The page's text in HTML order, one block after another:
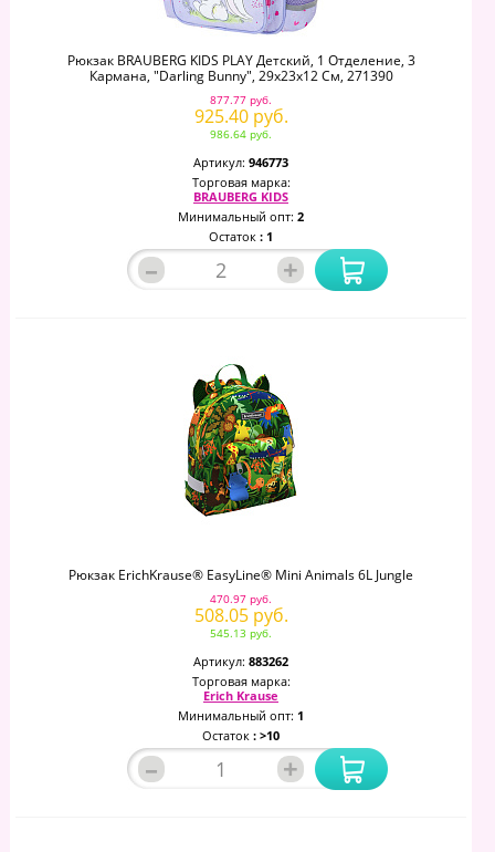
Рюкзак BRAUBERG KIDS PLAY Детский, 1 Отделение, 3
Кармана, "Darling Bunny", 29х23х12 См, 271390
877.77 руб.
925.40 руб.
986.64 руб.
Артикул: 946773
Торговая марка:
BRAUBERG KIDS
Минимальный опт: 2
Остаток : 1
– +
Рюкзак ErichKrause® EasyLine® Mini Animals 6L Jungle
470.97 руб.
508.05 руб.
545.13 руб.
Артикул: 883262
Торговая марка:
Erich Krause
Минимальный опт: 1
Остаток : >10
– +